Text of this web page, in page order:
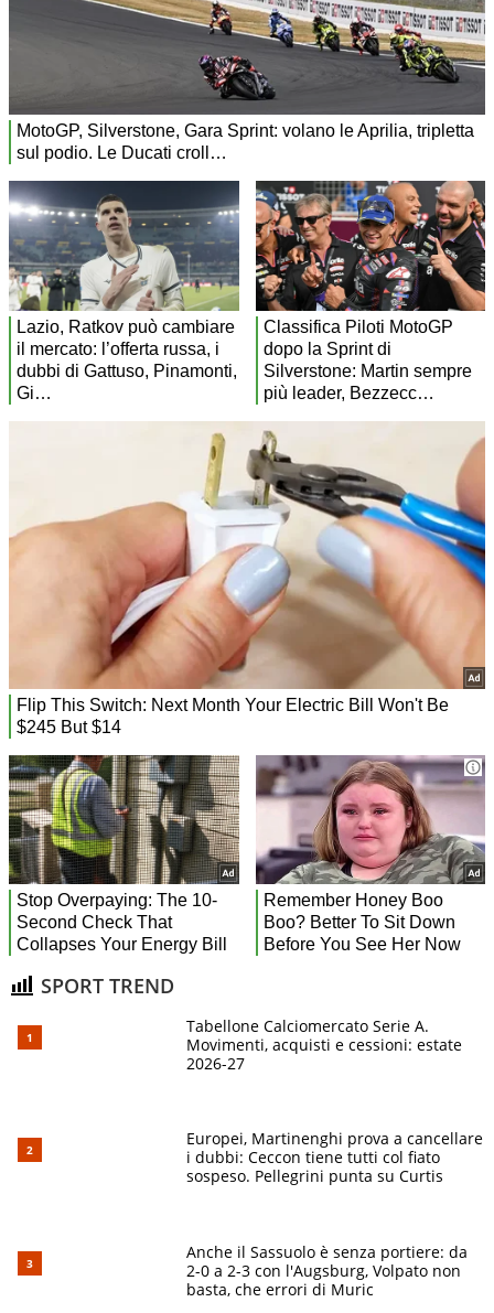
SPORT TREND
Tabellone Calciomercato Serie A.
Movimenti, acquisti e cessioni: estate
2026-27
Europei, Martinenghi prova a cancellare
i dubbi: Ceccon tiene tutti col fiato
sospeso. Pellegrini punta su Curtis
Anche il Sassuolo è senza portiere: da
2-0 a 2-3 con l'Augsburg, Volpato non
basta, che errori di Muric